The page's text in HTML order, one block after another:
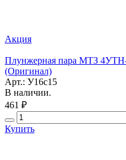
Акция
Плунжерная пара МТЗ
(Оригинал)
Арт.: У16с15
В наличии.
461 ₽
Купить